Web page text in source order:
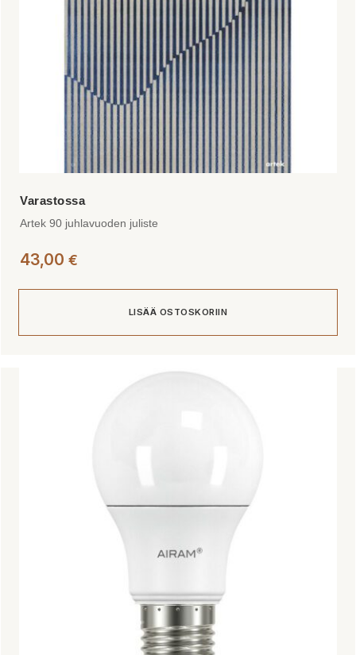
Artek 90 juhlavuoden juliste
43,00 €
LISÄÄ OSTOSKORIIN